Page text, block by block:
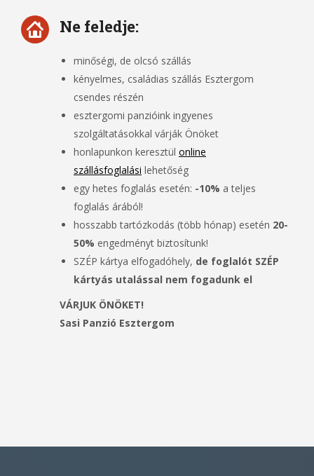
Ne feledje:
minőségi, de olcsó szállás
kényelmes, családias szállás Esztergom
csendes részén
esztergomi panzióink ingyenes
szolgáltatásokkal várják Önöket
honlapunkon keresztül online
szállásfoglalási lehetőség
egy hetes foglalás esetén: -10% a teljes
foglalás árából!
hosszabb tartózkodás (több hónap) esetén 20-
50% engedményt biztosítunk!
SZÉP kártya elfogadóhely, de foglalót SZÉP
kártyás utalással nem fogadunk el
VÁRJUK ÖNÖKET!
Sasi Panzió Esztergom